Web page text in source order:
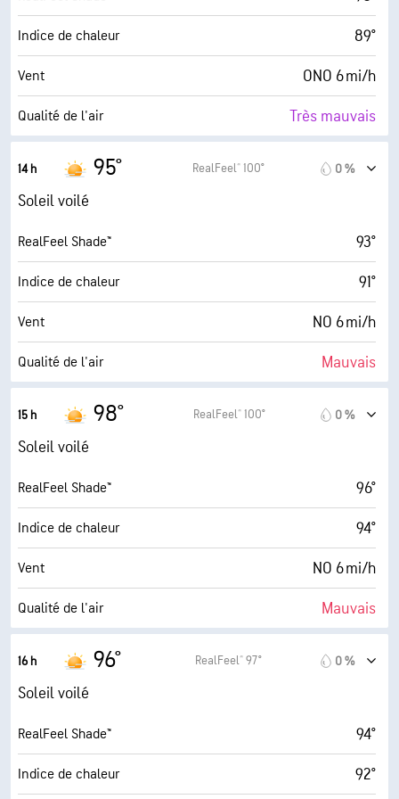
Indice de chaleur 89°
Vent ONO 6 mi/h
Qualité de l'air Très mauvais
Indice UV maximal
Rafales
Humidité 18 %
Point de rosée 44° F
AccuLumen Brightness Index™ 10 (Très forte)
Couverture nuageuse 0 %
14 h 95° RealFeel® 100° 0 %
Soleil voilé
RealFeel Shade™ 93°
Indice de chaleur 91°
Vent NO 6 mi/h
Qualité de l'air Mauvais
Indice UV maximal
Rafales
Humidité 16 %
Point de rosée 43° F
AccuLumen Brightness Index™ 10 (Très forte)
Couverture nuageuse 1 %
15 h 98° RealFeel® 100° 0 %
Soleil voilé
RealFeel Shade™ 96°
Indice de chaleur 94°
Vent NO 6 mi/h
Qualité de l'air Mauvais
Indice UV maximal
Rafales
Humidité 15 %
Point de rosée 43° F
16 h 96° RealFeel® 97° 0 %
Soleil voilé
RealFeel Shade™ 94°
Indice de chaleur 92°